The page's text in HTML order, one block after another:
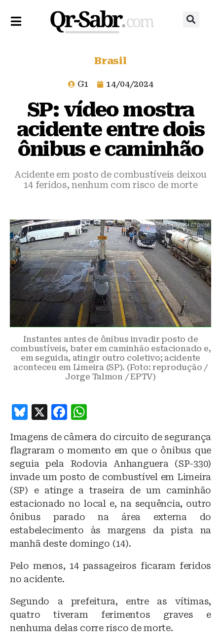
Brasil
G1 14/04/2024
SP: vídeo mostra
acidente entre dois
ônibus e caminhão
Acidente em posto de combustíveis deixou
14 feridos, nenhum com risco de morte
Instantes antes de ônibus invadir posto de
combustíveis, bater em caminhão estacionado e,
em seguida, atingir outro coletivo; acidente
aconteceu em Limeira (SP). (Foto: reprodução /
Jorge Talmon / EPTV)
B
e
s
k
y
X
F
a
c
e
b
o
o
k
at
s
A
p
p
Imagens de câmera do circuito de segurança
flagraram o momento em que o ônibus que
seguia pela Rodovia Anhanguera (SP-330)
invade um posto de combustível em Limeira
(SP) e atinge a traseira de um caminhão
estacionado no local e, na sequência, outro
ônibus parado na área externa do
estabelecimento às margens da pista na
manhã deste domingo (14).
Pelo menos, 14 passageiros ficaram feridos
no acidente.
Segundo a prefeitura, entre as vítimas,
quatro tiveram ferimentos graves e
nenhuma delas corre risco de morte.